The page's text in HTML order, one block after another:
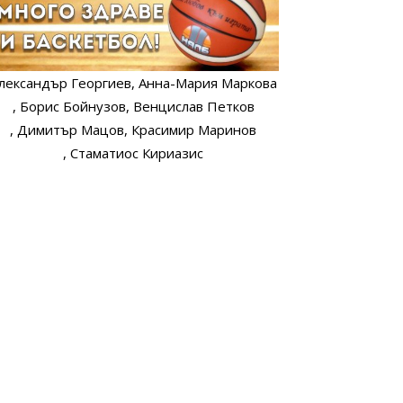
Георгиев, Анна-Мария Маркова
, Борис Бойнузов, Венцислав Петков
, Димитър Мацов, Красимир Маринов
, Стаматиос Кириазис